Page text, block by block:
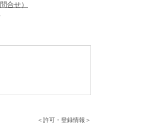
合せ）
＜許可・登録情報＞